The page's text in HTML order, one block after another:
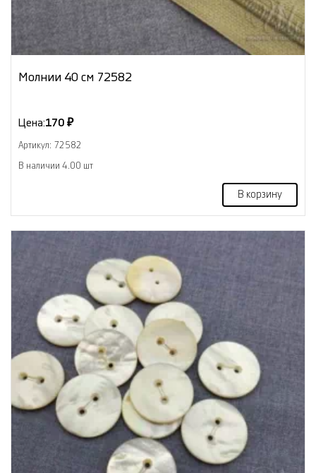
Молнии 40 см 72582
Цена:170 ₽
Артикул: 72582
В наличии 4.00 шт
В корзину